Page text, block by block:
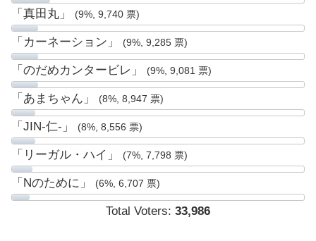
「真田丸」 (9%, 9,740 票)
「カーネーション」 (9%, 9,285 票)
「のだめカンタービレ」 (9%, 9,081 票)
「あまちゃん」 (8%, 8,947 票)
「JIN-仁-」 (8%, 8,556 票)
「リーガル・ハイ」 (7%, 7,798 票)
「Nのために」 (6%, 6,707 票)
Total Voters: 33,986